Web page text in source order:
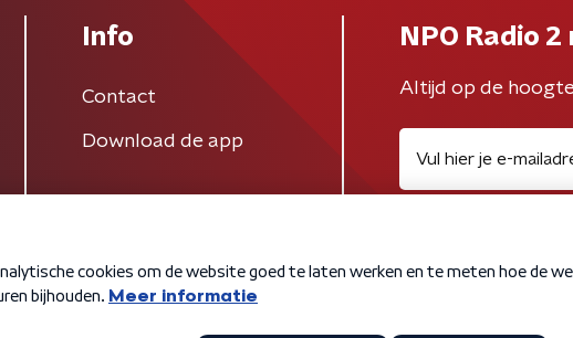
Info
Contact
Download de app
NPO Radio
Altijd op de